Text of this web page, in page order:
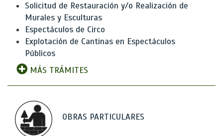
Solicitud de Restauración y/o Realización de
Murales y Esculturas
Espectáculos de Circo
Explotación de Cantinas en Espectáculos
Públicos
MÁS TRÁMITES
OBRAS PARTICULARES